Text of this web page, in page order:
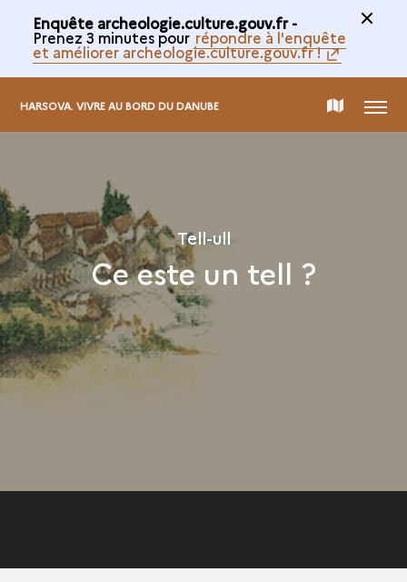
Enquête archeologie.culture.gouv.fr -
Prenez 3 minutes pour répondre à l'enquête
et améliorer archeologie.culture.gouv.fr !
HARSOVA. VIVRE AU BORD DU DANUBE CARTE MENIU
Tell-ull
Ce este un tell ?